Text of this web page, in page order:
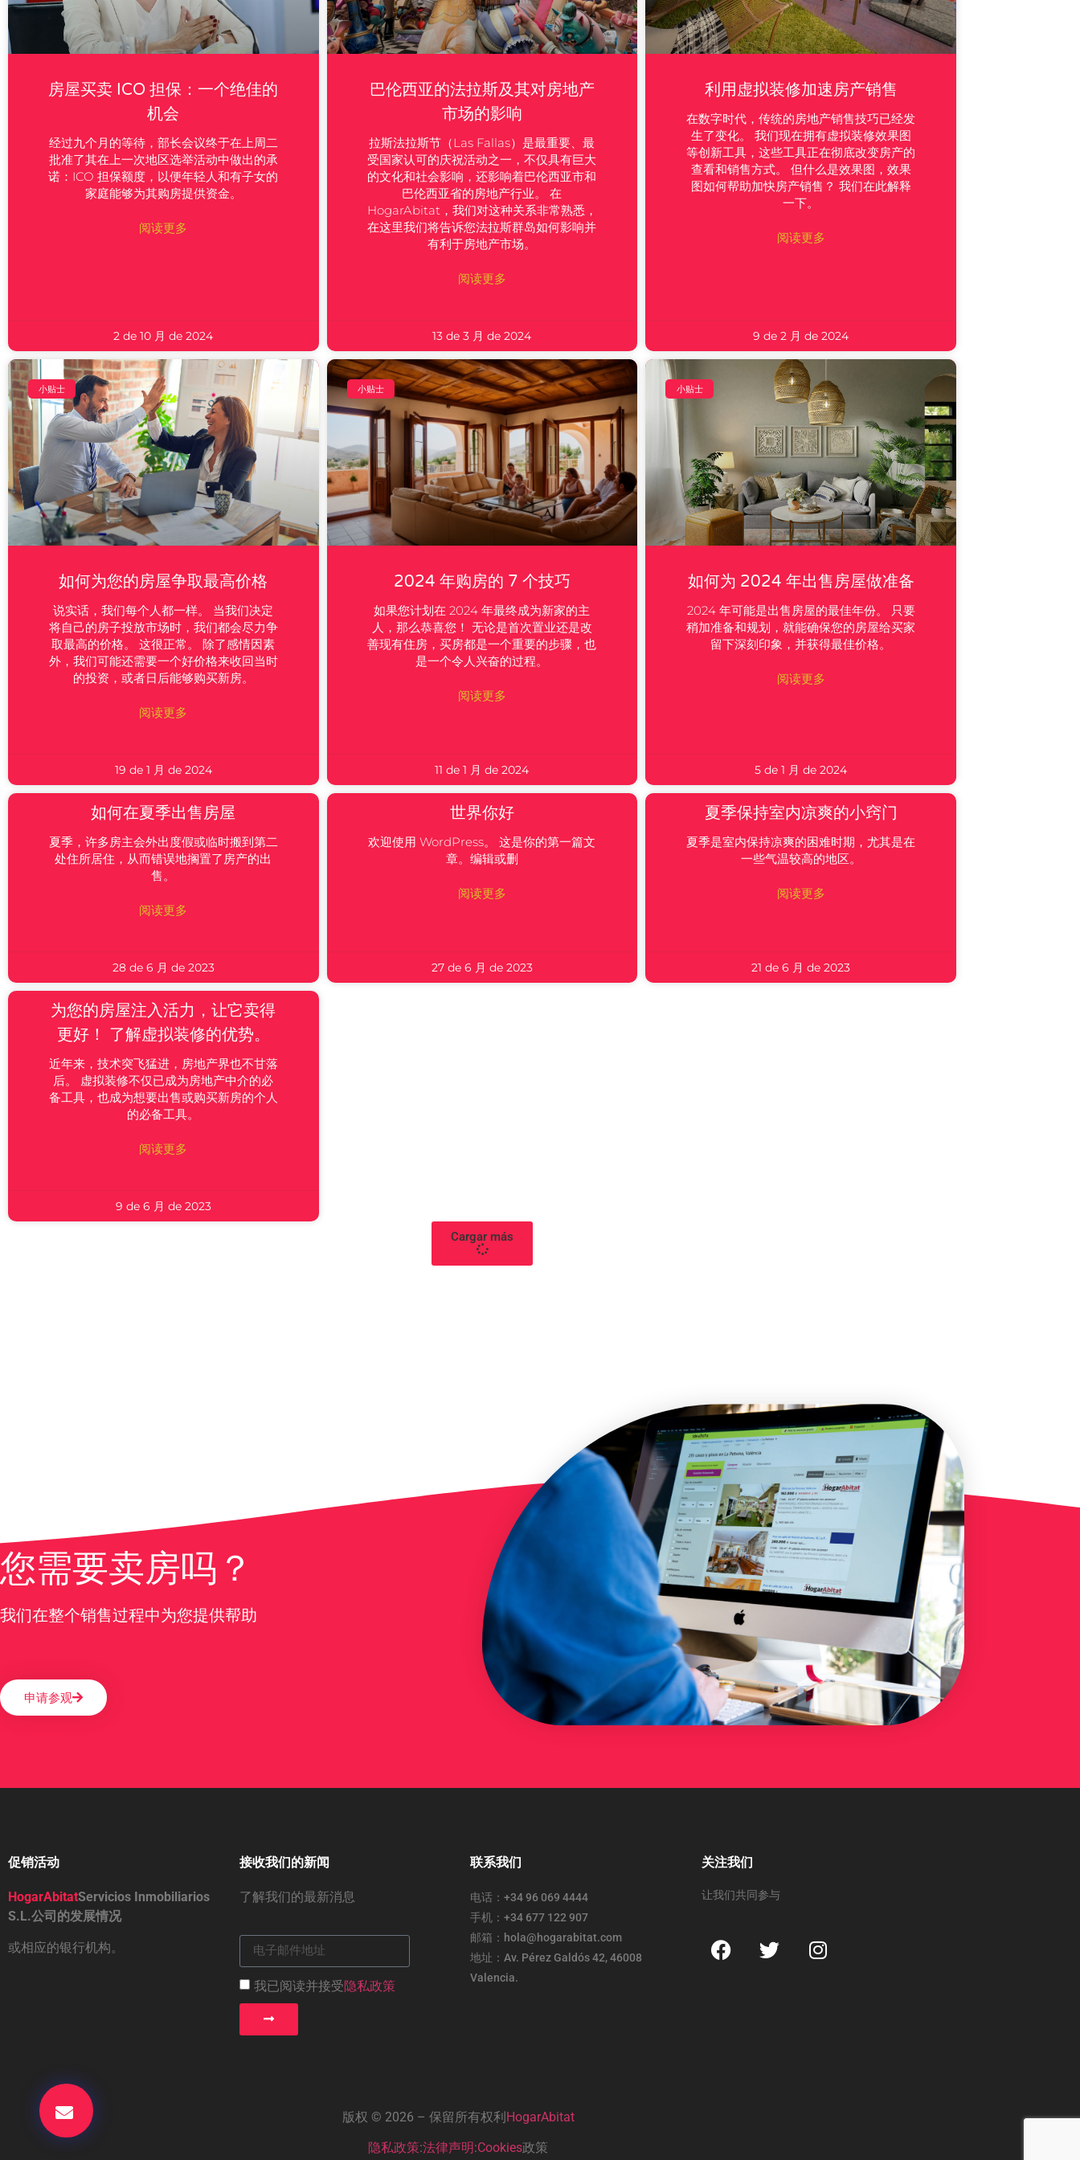
房屋买卖 ICO 担保：一个绝佳的
机会
经过九个月的等待，部长会议终于在上周二
批准了其在上一次地区选举活动中做出的承
诺：ICO 担保额度，以便年轻人和有子女的
家庭能够为其购房提供资金。
阅读更多
2 de 10 月 de 2024
巴伦西亚的法拉斯及其对房地产
市场的影响
拉斯法拉斯节（Las Fallas）是最重要、最
受国家认可的庆祝活动之一，不仅具有巨大
的文化和社会影响，还影响着巴伦西亚市和
巴伦西亚省的房地产行业。 在
HogarAbitat，我们对这种关系非常熟悉，
在这里我们将告诉您法拉斯群岛如何影响并
有利于房地产市场。
阅读更多
13 de 3 月 de 2024
利用虚拟装修加速房产销售
在数字时代，传统的房地产销售技巧已经发
生了变化。 我们现在拥有虚拟装修效果图
等创新工具，这些工具正在彻底改变房产的
查看和销售方式。 但什么是效果图，效果
图如何帮助加快房产销售？ 我们在此解释
一下。
阅读更多
9 de 2 月 de 2024
小贴士
如何为您的房屋争取最高价格
说实话，我们每个人都一样。 当我们决定
将自己的房子投放市场时，我们都会尽力争
取最高的价格。 这很正常。 除了感情因素
外，我们可能还需要一个好价格来收回当时
的投资，或者日后能够购买新房。
阅读更多
19 de 1 月 de 2024
小贴士
2024 年购房的 7 个技巧
如果您计划在 2024 年最终成为新家的主
人，那么恭喜您！ 无论是首次置业还是改
善现有住房，买房都是一个重要的步骤，也
是一个令人兴奋的过程。
阅读更多
11 de 1 月 de 2024
小贴士
如何为 2024 年出售房屋做准备
2024 年可能是出售房屋的最佳年份。 只要
稍加准备和规划，就能确保您的房屋给买家
留下深刻印象，并获得最佳价格。
阅读更多
5 de 1 月 de 2024
如何在夏季出售房屋
夏季，许多房主会外出度假或临时搬到第二
处住所居住，从而错误地搁置了房产的出
售。
阅读更多
28 de 6 月 de 2023
世界你好
欢迎使用 WordPress。 这是你的第一篇文
章。编辑或删
阅读更多
27 de 6 月 de 2023
夏季保持室内凉爽的小窍门
夏季是室内保持凉爽的困难时期，尤其是在
一些气温较高的地区。
阅读更多
21 de 6 月 de 2023
为您的房屋注入活力，让它卖得
更好！ 了解虚拟装修的优势。
近年来，技术突飞猛进，房地产界也不甘落
后。 虚拟装修不仅已成为房地产中介的必
备工具，也成为想要出售或购买新房的个人
的必备工具。
阅读更多
9 de 6 月 de 2023
Cargar más
您需要卖房吗？
我们在整个销售过程中为您提供帮助
申请参观
促销活动
HogarAbitatServicios Inmobiliarios
S.L.公司的发展情况
或相应的银行机构。
接收我们的新闻
了解我们的最新消息
我已阅读并接受隐私政策
联系我们
电话：+34 96 069 4444
手机：+34 677 122 907
邮箱：hola@hogarabitat.com
地址：Av. Pérez Galdós 42, 46008
Valencia.
关注我们
让我们共同参与
版权 © 2026 – 保留所有权利 HogarAbitat
隐私政策:法律声明:Cookies政策